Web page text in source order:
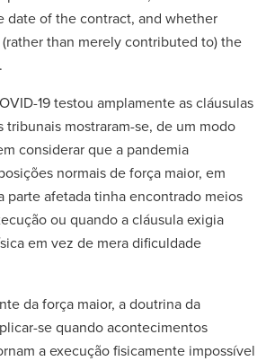
date of the contract, and whether
than merely contributed to) the
19 testou amplamente as cláusulas
tribunais mostraram-se, de um modo
considerar que a pandemia
normais de força maior, em
parte afetada tinha encontrado meios
ou quando a cláusula exigia
em vez de mera dificuldade
da força maior, a doutrina da
se quando acontecimentos
a execução fisicamente impossível